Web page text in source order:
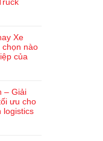
Xe
chọn nào
của
– Giải
ưu cho
logistics